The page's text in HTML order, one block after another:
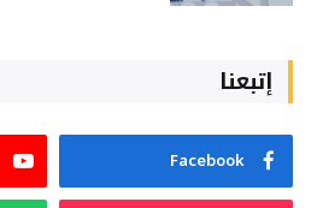
إتبعنا
Facebook